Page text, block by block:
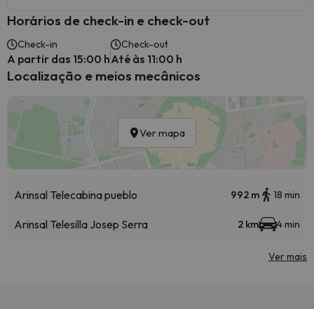
Horários de check-in e check-out
Check-in
A partir das 15:00 h
Check-out
Até às 11:00 h
Localização e meios mecânicos
Ver mapa
Arinsal Telecabina pueblo 992 m 18 min
Arinsal Telesilla Josep Serra 2 km 4 min
Ver mais